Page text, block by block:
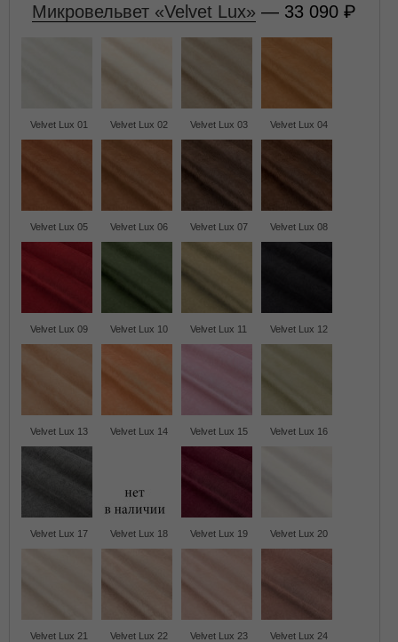
Микровельвет «Velvet Lux» — 33 090
Velvet Lux 01 Velvet Lux 02 Velvet Lux 03 Velvet Lux 04
Velvet Lux 05 Velvet Lux 06 Velvet Lux 07 Velvet Lux 08
Velvet Lux 09 Velvet Lux 10 Velvet Lux 11 Velvet Lux 12
Velvet Lux 13 Velvet Lux 14 Velvet Lux 15 Velvet Lux 16
Velvet Lux 17 Velvet Lux 18 Velvet Lux 19 Velvet Lux 20
Velvet Lux 21 Velvet Lux 22 Velvet Lux 23 Velvet Lux 24